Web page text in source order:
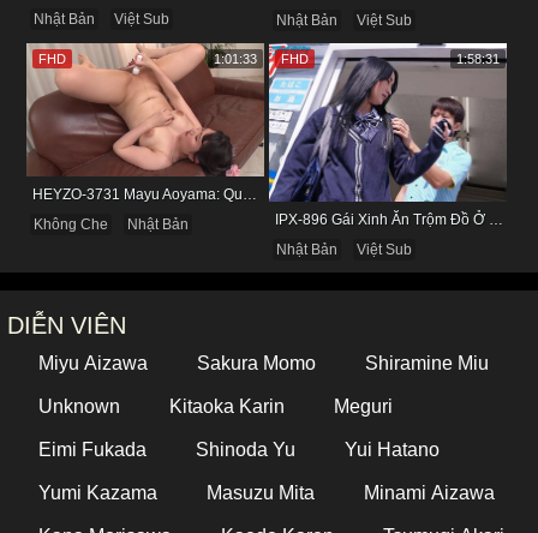
Nhật Bản
Việt Sub
Nhật Bản
Việt Sub
HEYZO-3731 Mayu Aoyama: Quý Bà Biến Thái Thích Bị Nhìn Khi Tự Sướng
Không Che
Nhật Bản
FHD 1:01:33
Nhật Bản
Việt Sub
FHD 1:58:31
DIỄN VIÊN
Miyu Aizawa Sakura Momo Shiramine Miu
Unknown Kitaoka Karin Meguri
Eimi Fukada Shinoda Yu Yui Hatano
Yumi Kazama Masuzu Mita Minami Aizawa